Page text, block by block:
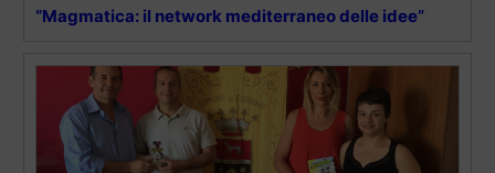
“Magmatica: il network mediterraneo delle idee”